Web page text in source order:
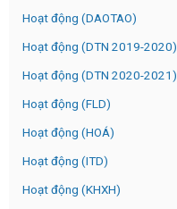
Hoạt động (DAOTAO)
Hoạt động (DTN 2019-2020)
Hoạt động (DTN 2020-2021)
Hoạt động (FLD)
Hoạt động (HOÁ)
Hoạt động (ITD)
Hoạt động (KHXH)